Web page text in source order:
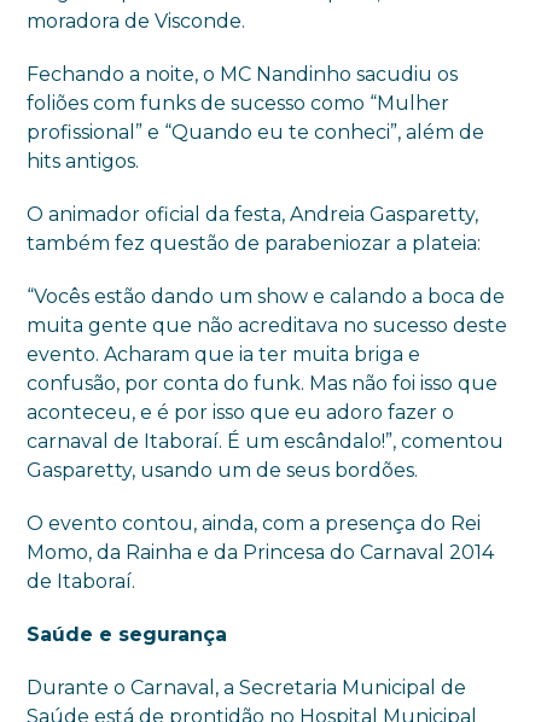
moradora de Visconde.
Fechando a noite, o MC Nandinho sacudiu os
foliões com funks de sucesso como “Mulher
profissional” e “Quando eu te conheci”, além de
hits antigos.
O animador oficial da festa, Andreia Gasparetty,
também fez questão de parabeniozar a plateia:
“Vocês estão dando um show e calando a boca de
muita gente que não acreditava no sucesso deste
evento. Acharam que ia ter muita briga e
confusão, por conta do funk. Mas não foi isso que
aconteceu, e é por isso que eu adoro fazer o
carnaval de Itaboraí. É um escândalo!”, comentou
Gasparetty, usando um de seus bordões.
O evento contou, ainda, com a presença do Rei
Momo, da Rainha e da Princesa do Carnaval 2014
de Itaboraí.
Saúde e segurança
Durante o Carnaval, a Secretaria Municipal de
Saúde está de prontidão no Hospital Municipal